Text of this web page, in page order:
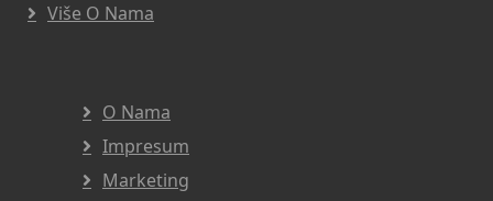
Više O Nama
O Nama
Impresum
Marketing